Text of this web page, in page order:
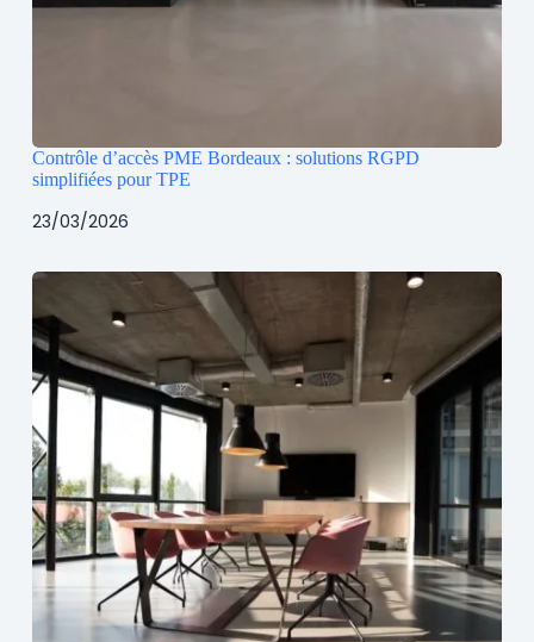
Contrôle d’accès PME Bordeaux : solutions RGPD
simplifiées pour TPE
23/03/2026